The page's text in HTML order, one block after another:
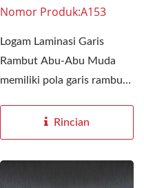
Nomor Produk:A153
Logam Laminasi Garis
Rambut Abu-Abu Muda
memiliki pola garis rambut
Rincian